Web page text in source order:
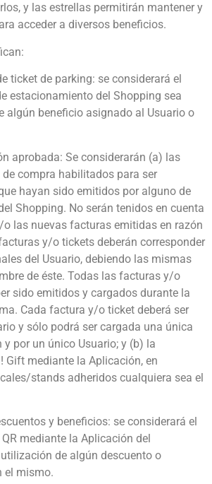
y las estrellas permitirán mantener y
acceder a diversos beneficios.
ticket de parking: se considerará el
estacionamiento del Shopping sea
algún beneficio asignado al Usuario o
aprobada: Se considerarán (a) las
compra habilitados para ser
hayan sido emitidos por alguno de
Shopping. No serán tenidos en cuenta
las nuevas facturas emitidas en razón
y/o tickets deberán corresponder
del Usuario, debiendo las mismas
de éste. Todas las facturas y/o
sido emitidos y cargados durante la
Cada factura y/o ticket deberá ser
y sólo podrá ser cargada una única
por un único Usuario; y (b) la
Gift mediante la Aplicación, en
stands adheridos cualquiera sea el
y beneficios: se considerará el
mediante la Aplicación del
de algún descuento o
el mismo.